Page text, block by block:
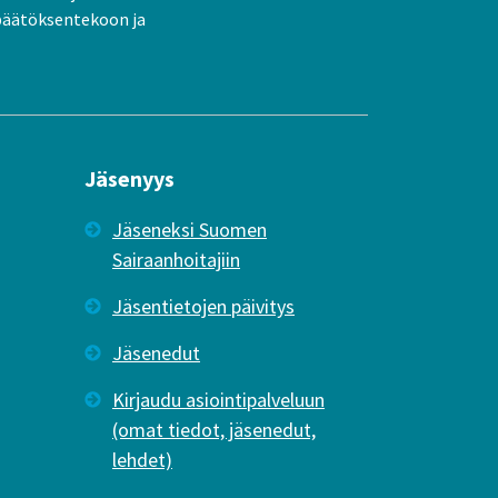
ja
Jäsenyys
Jäseneksi Suomen
Sairaanhoitajiin
Jäsentietojen päivitys
Jäsenedut
Kirjaudu asiointipalveluun
(omat tiedot, jäsenedut,
lehdet)